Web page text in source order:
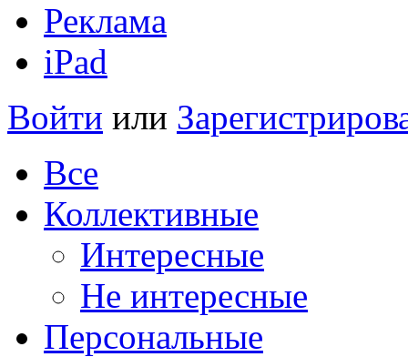
Реклама
iPad
Войти или
Все
Коллективные
Интересные
Не интересные
Персональные